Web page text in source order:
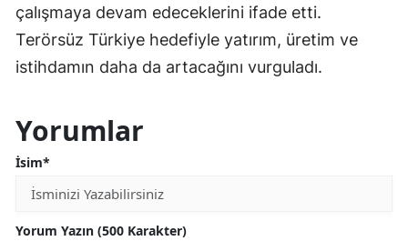
çalışmaya devam edeceklerini ifade etti.
Terörsüz Türkiye hedefiyle yatırım, üretim ve
istihdamın daha da artacağını vurguladı.
Yorumlar
İsim*
Yorum Yazın (500 Karakter)